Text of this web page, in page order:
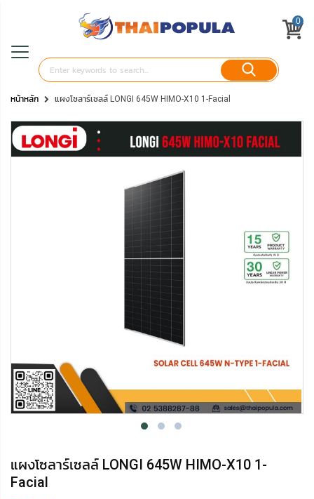
0
หน้าหลัก แผงโซลาร์เซลล์ LONGI 645W HIMO-X10 1-Facial
แผงโซลาร์เซลล์ LONGI 645W HIMO-X10 1-
Facial